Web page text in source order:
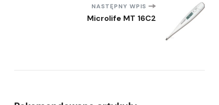
NASTĘPNY WPIS
Microlife MT 16C2